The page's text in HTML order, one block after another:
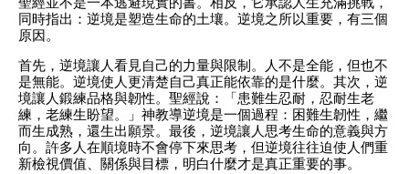
同時指出：逆境是塑造生命的土壤。逆境之所以重要，有三個
原因。
首先，逆境讓人看見自己的力量與限制。人不是全能，但也不
是無能。逆境使人更清楚自己真正能依靠的是什麼。其次，逆
境讓人鍛練品格與韌性。聖經說：「患難生忍耐，忍耐生老
練，老練生盼望。」神教導逆境是一個過程：困難生韌性，繼
而生成熟，還生出願景。最後，逆境讓人思考生命的意義與方
向。許多人在順境時不會停下來思考，但逆境往往迫使人們重
新檢視價值、關係與目標，明白什麼才是真正重要的事。